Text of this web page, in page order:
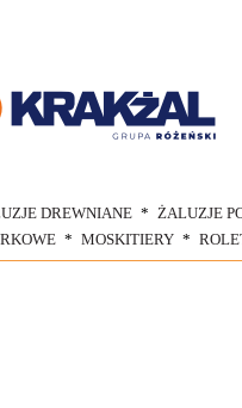
DREWNIANE ŻALUZJE
MOSKITIERY